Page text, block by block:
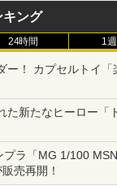
キング
24時間 1
ー！ カプセルトイ「
クなど5種各3色
た新たなヒーロー「
定
ラ「MG 1/100
売再開！